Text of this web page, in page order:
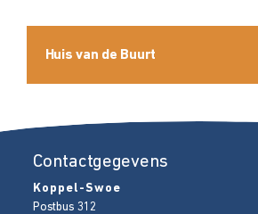
Huis van de Buurt
Contactgegevens
Koppel-Swoe
Postbus 312